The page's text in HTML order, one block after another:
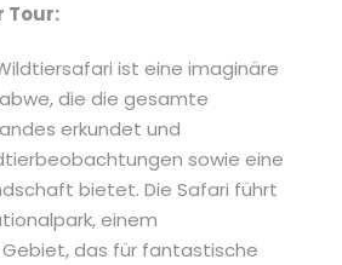
Tour:
ist eine imaginäre
die die gesamte
erkundet und
sowie eine
bietet. Die Safari führt
einem
das für fantastische